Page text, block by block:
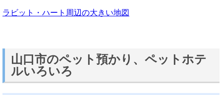
ラビット・ハート周辺の大きい地図
山口市のペット預かり、ペットホテ
ルいろいろ